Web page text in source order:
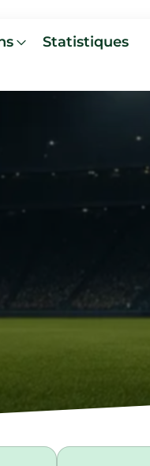
Statistiques